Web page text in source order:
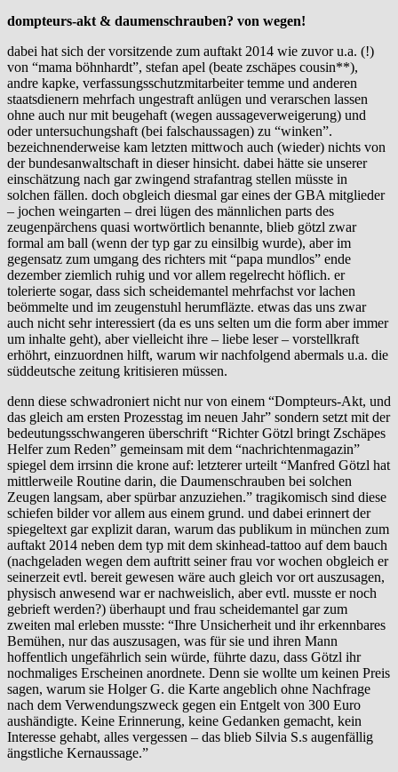
dompteurs-akt & daumenschrauben? von wegen!
dabei hat sich der vorsitzende zum auftakt 2014 wie zuvor u.a. (!)
von “mama böhnhardt”, stefan apel (beate zschäpes cousin**),
andre kapke, verfassungsschutzmitarbeiter temme und anderen
staatsdienern mehrfach ungestraft anlügen und verarschen lassen
ohne auch nur mit beugehaft (wegen aussageverweigerung) und
oder untersuchungshaft (bei falschaussagen) zu “winken”.
bezeichnenderweise kam letzten mittwoch auch (wieder) nichts von
der bundesanwaltschaft in dieser hinsicht. dabei hätte sie unserer
einschätzung nach gar zwingend strafantrag stellen müsste in
solchen fällen. doch obgleich diesmal gar eines der GBA mitglieder
– jochen weingarten – drei lügen des männlichen parts des
zeugenpärchens quasi wortwörtlich benannte, blieb götzl zwar
formal am ball (wenn der typ gar zu einsilbig wurde), aber im
gegensatz zum umgang des richters mit “papa mundlos” ende
dezember ziemlich ruhig und vor allem regelrecht höflich. er
tolerierte sogar, dass sich scheidemantel mehrfachst vor lachen
beömmelte und im zeugenstuhl herumfläzte. etwas das uns zwar
auch nicht sehr interessiert (da es uns selten um die form aber immer
um inhalte geht), aber vielleicht ihre – liebe leser – vorstellkraft
erhöhrt, einzuordnen hilft, warum wir nachfolgend abermals u.a. die
süddeutsche zeitung kritisieren müssen.
denn diese schwadroniert nicht nur von einem “Dompteurs-Akt, und
das gleich am ersten Prozesstag im neuen Jahr” sondern setzt mit der
bedeutungsschwangeren überschrift “Richter Götzl bringt Zschäpes
Helfer zum Reden” gemeinsam mit dem “nachrichtenmagazin”
spiegel dem irrsinn die krone auf: letzterer urteilt “Manfred Götzl hat
mittlerweile Routine darin, die Daumenschrauben bei solchen
Zeugen langsam, aber spürbar anzuziehen.” tragikomisch sind diese
schiefen bilder vor allem aus einem grund. und dabei erinnert der
spiegeltext gar explizit daran, warum das publikum in münchen zum
auftakt 2014 neben dem typ mit dem skinhead-tattoo auf dem bauch
(nachgeladen wegen dem auftritt seiner frau vor wochen obgleich er
seinerzeit evtl. bereit gewesen wäre auch gleich vor ort auszusagen,
physisch anwesend war er nachweislich, aber evtl. musste er noch
gebrieft werden?) überhaupt und frau scheidemantel gar zum
zweiten mal erleben musste: “Ihre Unsicherheit und ihr erkennbares
Bemühen, nur das auszusagen, was für sie und ihren Mann
hoffentlich ungefährlich sein würde, führte dazu, dass Götzl ihr
nochmaliges Erscheinen anordnete. Denn sie wollte um keinen Preis
sagen, warum sie Holger G. die Karte angeblich ohne Nachfrage
nach dem Verwendungszweck gegen ein Entgelt von 300 Euro
aushändigte. Keine Erinnerung, keine Gedanken gemacht, kein
Interesse gehabt, alles vergessen – das blieb Silvia S.s augenfällig
ängstliche Kernaussage.”